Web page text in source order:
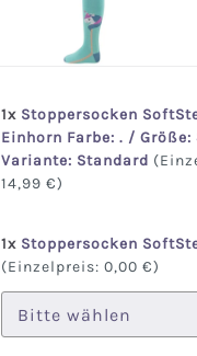
1x Stoppersocken
Einhorn Farbe: . / Größe:
Variante: Standard
14,99 €)
1x Stoppersocken
(Einzelpreis: 0,00 €)